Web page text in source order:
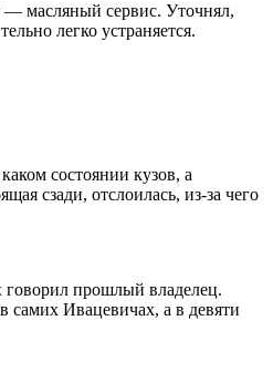
— масляный сервис. Уточнял,
легко устраняется.
состоянии кузов, а
сзади, отслоилась, из-за чего
говорил прошлый владелец.
Ивацевичах, а в девяти